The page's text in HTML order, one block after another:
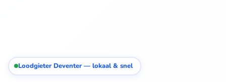
Loodgieter Deventer — lokaal & snel